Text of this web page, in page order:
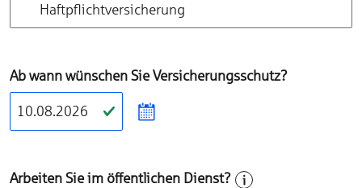
Haftpflichtversicherung
Ab wann wünschen Sie Versicherungs­schutz?
Arbeiten Sie im öffentlichen Dienst?